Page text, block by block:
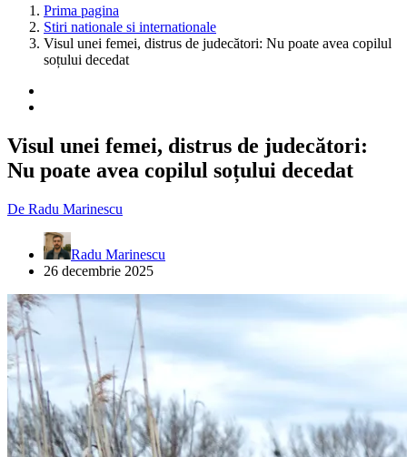
Prima pagina
Stiri nationale si internationale
Visul unei femei, distrus de judecători: Nu poate avea copilul
soțului decedat
Visul unei femei, distrus de judecători:
Nu poate avea copilul soțului decedat
De Radu Marinescu
Radu Marinescu
26 decembrie 2025